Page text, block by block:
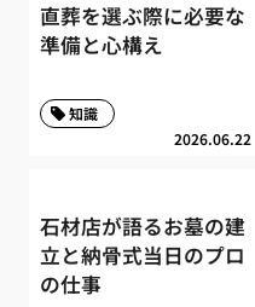
直葬を選ぶ際に必要な
準備と心構え
2026.06.22
知識
石材店が語るお墓の建
立と納骨式当日のプロ
の仕事